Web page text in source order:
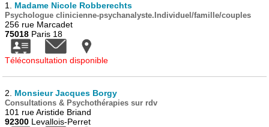
1. Madame Nicole Robberechts
Psychologue clinicienne-psychanalyste.Individuel/famille/couples
256 rue Marcadet
75018 Paris 18
Téléconsultation disponible
2. Monsieur Jacques Borgy
Consultations & Psychothérapies sur rdv
101 rue Aristide Briand
92300 Levallois-Perret